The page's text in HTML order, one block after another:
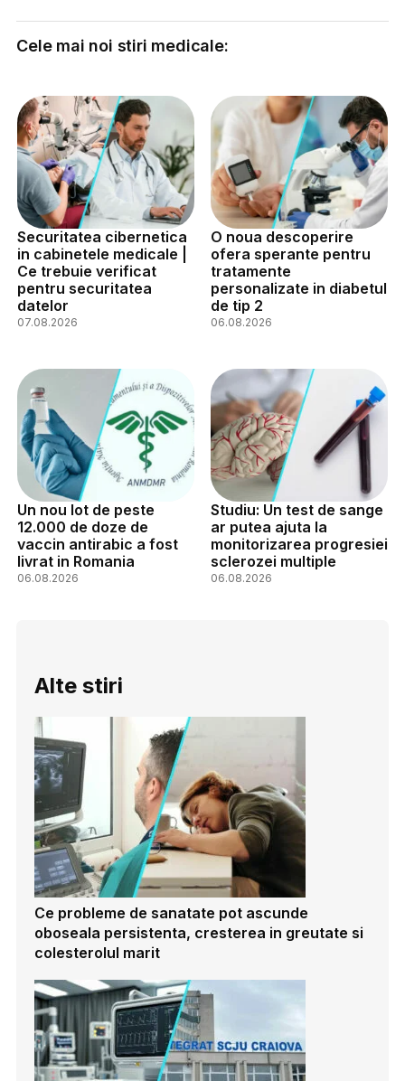
Cele mai noi stiri medicale:
Securitatea cibernetica
in cabinetele medicale |
Ce trebuie verificat
pentru securitatea
datelor
07.08.2026
O noua descoperire
ofera sperante pentru
tratamente
personalizate in diabetul
de tip 2
06.08.2026
Un nou lot de peste
12.000 de doze de
vaccin antirabic a fost
livrat in Romania
06.08.2026
Studiu: Un test de sange
ar putea ajuta la
monitorizarea progresiei
sclerozei multiple
06.08.2026
Alte stiri
Ce probleme de sanatate pot ascunde
oboseala persistenta, cresterea in greutate si
colesterolul marit